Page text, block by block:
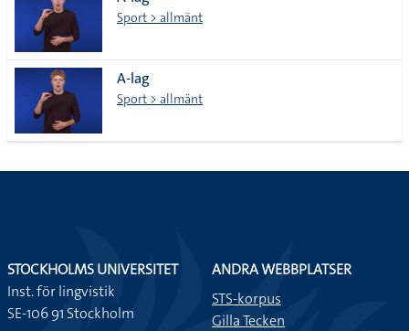
lista
Sport > allmänt
A-lag
Sport > allmänt
STOCKHOLMS UNIVERSITET
Inst. för lingvistik
SE-106 91 Stockholm
ANDRA WEBBPLATSER
STS-korpus
Gilla Tecken